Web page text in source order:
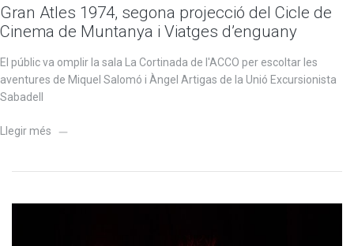
Gran Atles 1974, segona projecció del Cicle de
Cinema de Muntanya i Viatges d’enguany
El públic va omplir la sala La Cortinada de l'ACCO per escoltar les
aventures de Miquel Salomó i Àngel Artigas de la Unió Excursionista
Sabadell
Llegir més